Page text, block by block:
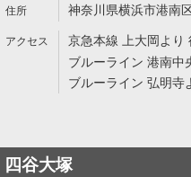
神奈川県横浜市港南
京急本線 上大岡より
ブルーライン 港南中
ブルーライン 弘明寺
四谷大塚